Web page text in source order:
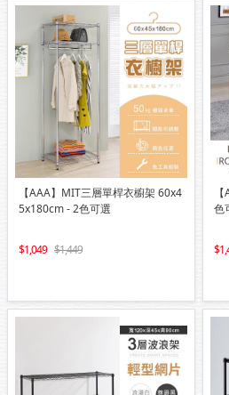
【AAA】MIT三層單桿衣櫥架 60x4
5x180cm - 2色可選
1,049 1,449
色